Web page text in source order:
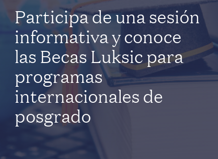
Participa de una sesión
informativa y conoce
las Becas Luksic para
programas
internacionales de
posgrado